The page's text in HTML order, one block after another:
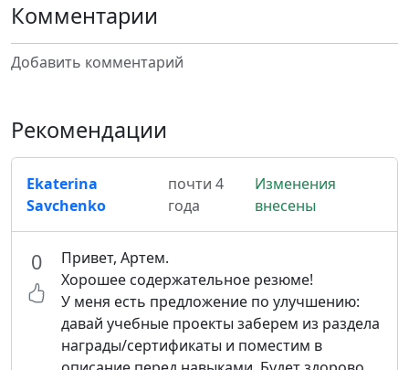
Комментарии
Добавить комментарий
Рекомендации
Ekaterina
Savchenko
почти 4
года
Изменения
внесены
0
Привет, Артем.
Хорошее содержательное резюме!
У меня есть предложение по улучшению:
давай учебные проекты заберем из раздела
награды/сертификаты и поместим в